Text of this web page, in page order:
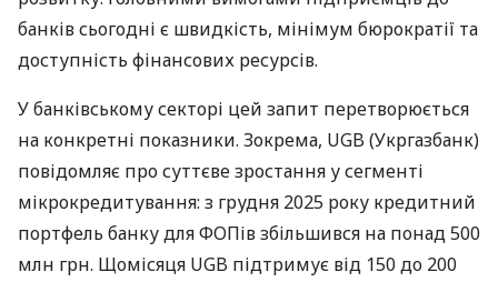
банків сьогодні є швидкість, мінімум бюрократії та
доступність фінансових ресурсів.
У банківському секторі цей запит перетворюється
на конкретні показники. Зокрема, UGB (Укргазбанк)
повідомляє про суттєве зростання у сегменті
мікрокредитування: з грудня 2025 року кредитний
портфель банку для ФОПів збільшився на понад 500
млн грн. Щомісяця UGB підтримує від 150 до 200